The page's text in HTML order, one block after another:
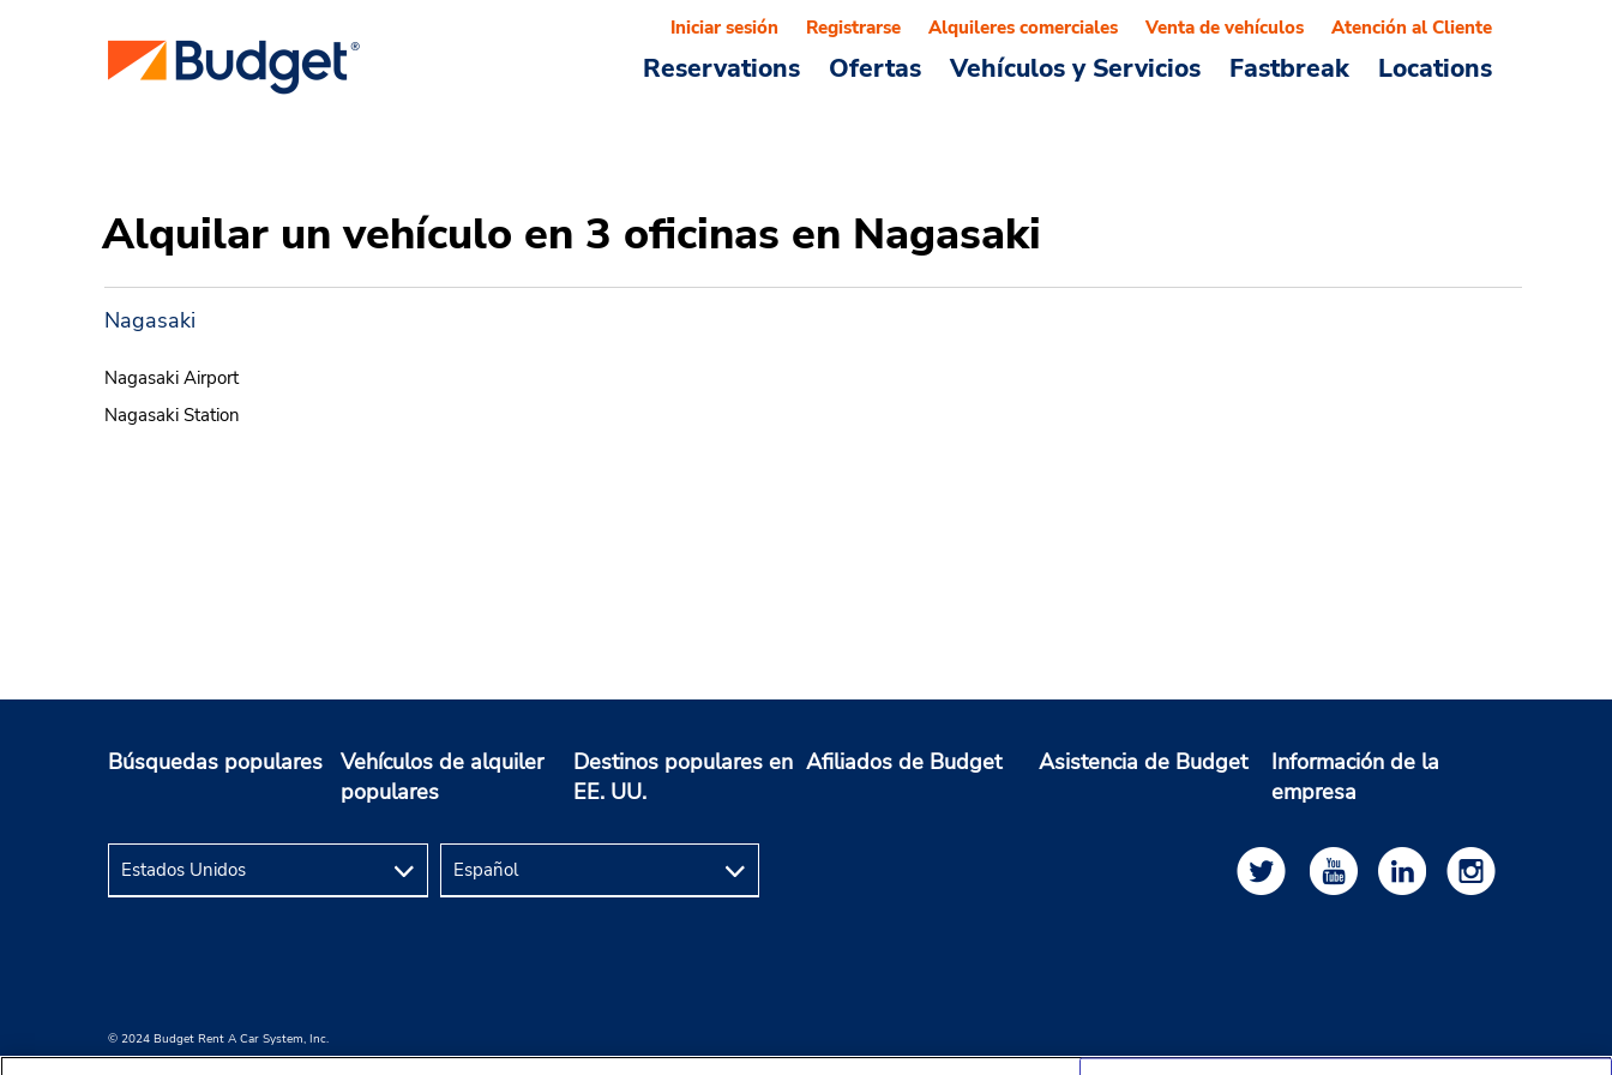
Reservations Ofertas Vehículos y Servicios Fastbreak Locations
Iniciar sesión Registrarse Alquileres comerciales Venta de vehículos Atención al Cliente
Alquilar un vehículo en 3 oficinas en Nagasaki
Nagasaki
Nagasaki Airport
Nagasaki Station
Búsquedas populares
Vehículos de alquiler
populares
Destinos populares en
EE. UU.
Afiliados de Budget Asistencia de Budget
Información de la
empresa
© 2024 Budget Rent A Car System, Inc.